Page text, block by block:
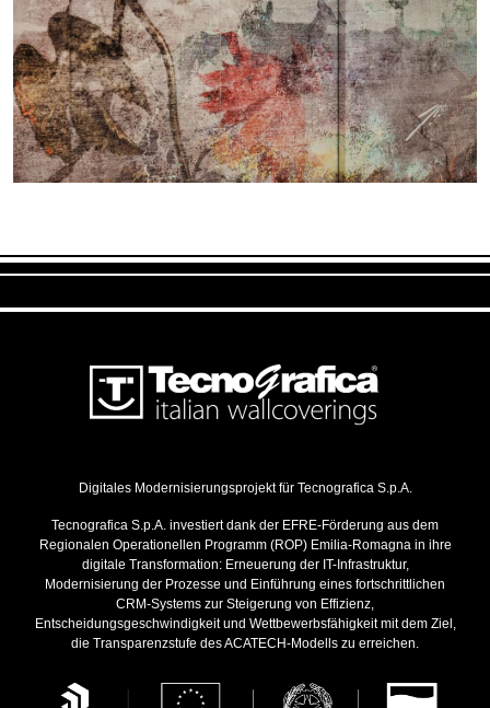
Digitales Modernisierungsprojekt für Tecnografica S.p.A.
Tecnografica S.p.A. investiert dank der EFRE-Förderung aus dem
Regionalen Operationellen Programm (ROP) Emilia-Romagna in ihre
digitale Transformation: Erneuerung der IT-Infrastruktur,
Modernisierung der Prozesse und Einführung eines fortschrittlichen
CRM-Systems zur Steigerung von Effizienz,
Entscheidungsgeschwindigkeit und Wettbewerbsfähigkeit mit dem Ziel,
die Transparenzstufe des ACATECH-Modells zu erreichen.